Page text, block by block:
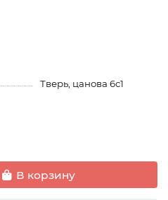
Тверь, цанова 6с1
В корзину